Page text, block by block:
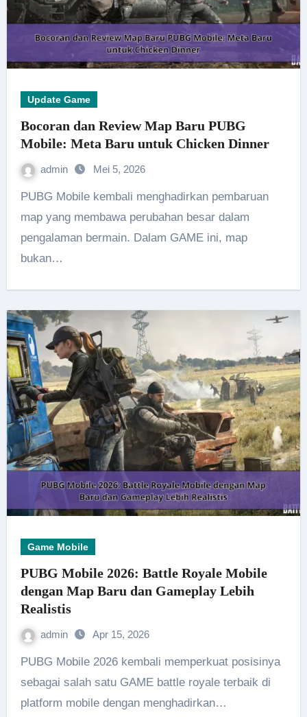
Update Game
Bocoran dan Review Map Baru PUBG
Mobile: Meta Baru untuk Chicken Dinner
admin Mei 5, 2026
PUBG Mobile kembali menghadirkan pembaruan
map yang membawa perubahan besar dalam
pengalaman bermain. Dalam GAME ini, map
bukan…
Game Mobile
PUBG Mobile 2026: Battle Royale Mobile
dengan Map Baru dan Gameplay Lebih
Realistis
admin Apr 15, 2026
PUBG Mobile 2026 kembali memperkuat posisinya
sebagai salah satu GAME battle royale terbaik di
platform mobile dengan menghadirkan…